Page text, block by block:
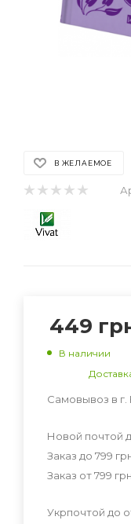
В ЖЕЛАЕМОЕ
449
В наличии
Самовывоз в г.
Новой почтой
Заказ до 799
Заказ от 799
Укрпочтой до